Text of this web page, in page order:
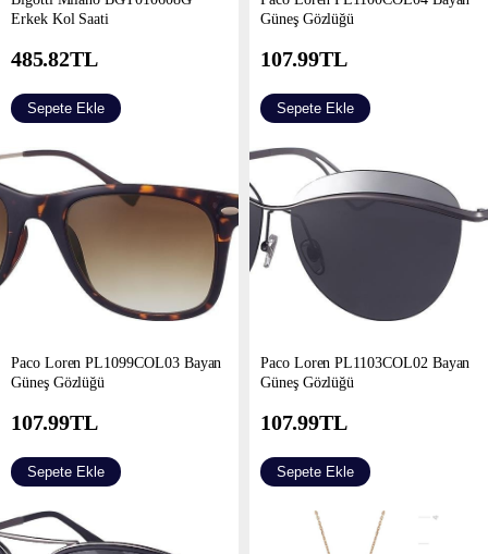
Erkek Kol Saati
485.82TL
Sepete Ekle
Güneş Gözlüğü
107.99TL
Sepete Ekle
Paco Loren PL1099COL03 Bayan
Güneş Gözlüğü
107.99TL
Sepete Ekle
Paco Loren PL1103COL02 Bayan
Güneş Gözlüğü
107.99TL
Sepete Ekle